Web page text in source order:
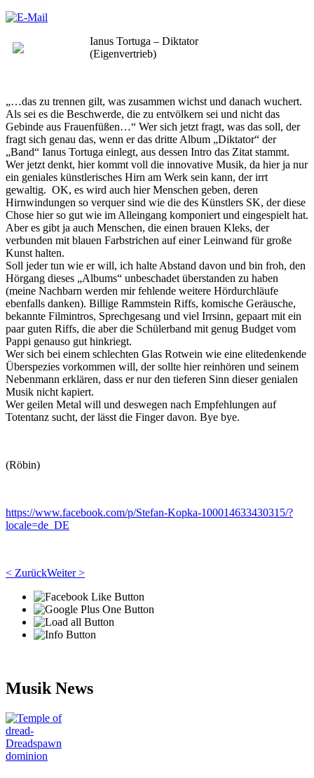
Ianus Tortuga – Diktator
(Eigenvertrieb)
„…das zu trennen gilt, was zusammen wichst und danach wuchert.
Als sei es die Beschwerde, die zu entvölkern sei und nicht das
Gebinde aus Frauenfüßen…“ Wer sich jetzt fragt, was das soll, der
fragt sich genau das, wenn er das dritte Album „Diktator“ der
„Band“ Ianus Tortuga einlegt, aus dessen Intro das Zitat stammt.
Wer jetzt denkt, hier kommt voll die innovative Musik, da hier ja nur
ein geniales künstlerisches Hirn am Werk sein kann, der irrt
gewaltig. OK, es wird auch hier Menschen geben, deren
Hirnwindungen so verquer sind wie die des Künstlers SK, der diese
Chose hier so gut wie im Alleingang komponiert und eingespielt hat.
Aber es gibt ja auch Menschen, die einen brauen Kleks, der
verbunden mit blauen Farbstrichen auf einer Leinwand für große
Kunst halten.
Soll jeder tun wie er will, ich halte Abstand davon und bin froh, den
Hörgang dieses „Albums“ unbeschadet überstanden zu haben
(meine Nachbarn werden mir fehlende weitere Hördurchläufe
ebenfalls danken). Billige Rammstein Riffs, komische Geräusche,
bekannte Filmintros, Sprechgesang und viel Irrsinn, gepaart mit ein
paar guten Riffs, die aber die Schülerband mit genug Budget vom
Pappi genauso gut hinkriegt.
Wer sich bei einem schlechten Glas Rotwein wie eine elitedenkende
Überspezies vorkommen will, der sollte hier reinhören und seinem
Nebenmann erklären, dass er nur den tieferen Sinn dieser genialen
Musik nicht kapiert.
Wer geilen Metal will und deswegen nach Empfehlungen auf
Totentanz sucht, der lässt die Finger davon. Bye bye.
(Röbin)
https://www.facebook.com/p/Stefan-Kopka-100014633430315/?
locale=de_DE
< ZurückWeiter >
Musik News